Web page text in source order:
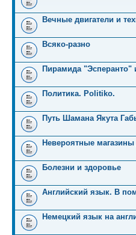
Вечные двигатели и
Всяко-разно
Пирамида "Эсперанто"
Политика. Politiko.
Путь Шамана Якута
Невероятные
Болезни и здоровье
Английский язык. В
Немецкий язык на